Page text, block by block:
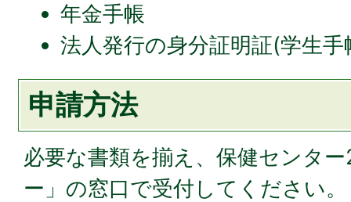
年金手帳
法人発行の身分証明証(学生
申請方法
必要な書類を揃え、保健センタ
ー」の窓口で受付してください。